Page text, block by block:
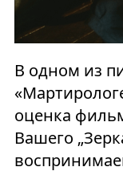
В одном из
оценка
Вашего